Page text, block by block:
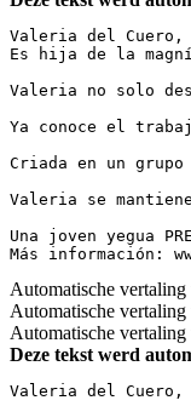
Valeria del Cuero,
Es hija de la
Valeria no solo
Ya conoce el
Criada en un
Valeria se
Una joven yegua
Más información:
Automatische vertaling
Automatische vertaling
Automatische vertaling
Deze tekst werd
Valeria del Cuero,